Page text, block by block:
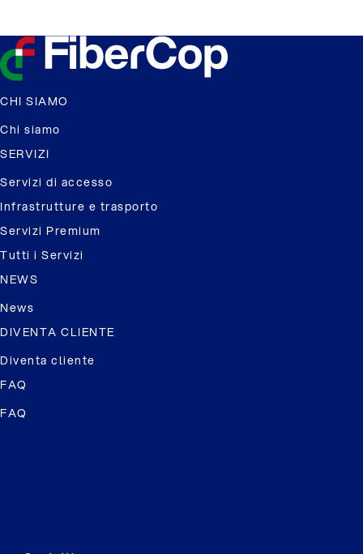
CHI SIAMO
Chi siamo
SERVIZI
Servizi di accesso
Infrastrutture e trasporto
Servizi Premium
Tutti i Servizi
NEWS
News
DIVENTA CLIENTE
Diventa cliente
FAQ
FAQ